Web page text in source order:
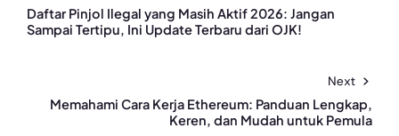
Daftar Pinjol Ilegal yang Masih Aktif 2026: Jangan
Sampai Tertipu, Ini Update Terbaru dari OJK!
Next
Memahami Cara Kerja Ethereum: Panduan Lengkap,
Keren, dan Mudah untuk Pemula